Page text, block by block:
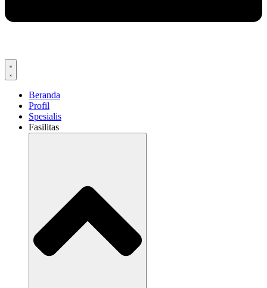
Beranda
Profil
Spesialis
Fasilitas